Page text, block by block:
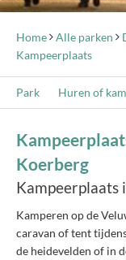
Home Alle parken
Kampeerplaats
Park Huren of
Koerberg
Kampeerplaats
Kamperen op de
caravan of tent
de heidevelden of in